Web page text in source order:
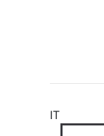
IT